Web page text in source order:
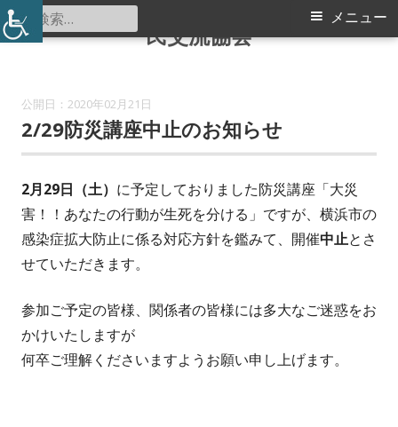
コ
ン
認定特定非営利活動法人 つづき区
民交流協会
メ
メニュー
検
索:
2020年02月21日
2/29防災講座中止のお知らせ
2月29日（土） に予定しておりました防災講座「大災
害！！あなたの行動が生死を分ける」ですが、横浜市の
感染症拡大防止に係る対応方針を鑑みて、開催中止とさ
せていただきます。
参加ご予定の皆様、関係者の皆様には多大なご迷惑をお
かけいたしますが
何卒ご理解くださいますようお願い申し上げます。